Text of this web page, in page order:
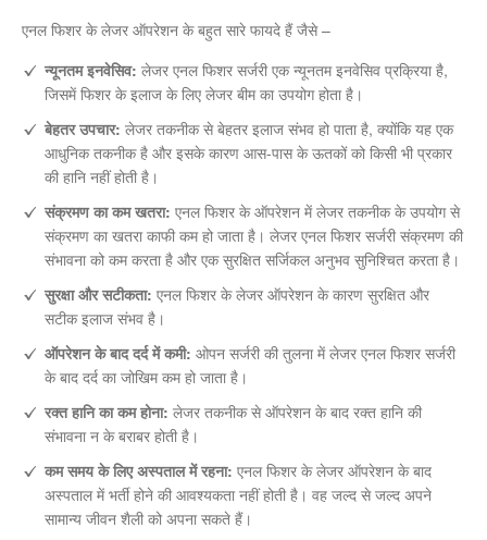
एनल फिशर के लेजर ऑपरेशन के बहुत सारे फायदे हैं जैसे –
न्यूनतम इनवेसिव: लेजर एनल फिशर सर्जरी एक न्यूनतम इनवेसिव प्रक्रिया है,
जिसमें फिशर के इलाज के लिए लेजर बीम का उपयोग होता है।
बेहतर उपचार: लेजर तकनीक से बेहतर इलाज संभव हो पाता है, क्योंकि यह एक
आधुनिक तकनीक है और इसके कारण आस-पास के ऊतकों को किसी भी प्रकार
की हानि नहीं होती है।
संक्रमण का कम खतरा: एनल फिशर के ऑपरेशन में लेजर तकनीक के उपयोग से
संक्रमण का खतरा काफी कम हो जाता है। लेजर एनल फिशर सर्जरी संक्रमण की
संभावना को कम करता है और एक सुरक्षित सर्जिकल अनुभव सुनिश्चित करता है।
सुरक्षा और सटीकता: एनल फिशर के लेजर ऑपरेशन के कारण सुरक्षित और
सटीक इलाज संभव है।
ऑपरेशन के बाद दर्द में कमी: ओपन सर्जरी की तुलना में लेजर एनल फिशर सर्जरी
के बाद दर्द का जोखिम कम हो जाता है।
रक्त हानि का कम होना: लेजर तकनीक से ऑपरेशन के बाद रक्त हानि की
संभावना न के बराबर होती है।
कम समय के लिए अस्पताल में रहना: एनल फिशर के लेजर ऑपरेशन के बाद
अस्पताल में भर्ती होने की आवश्यकता नहीं होती है। वह जल्द से जल्द अपने
सामान्य जीवन शैली को अपना सकते हैं।